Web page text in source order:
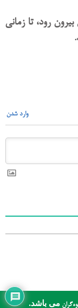
رود، تا زمانی
وارد شدن
می باشد.